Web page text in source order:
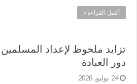
أكمل القراءة »
تزايد ملحوظ لإعداد المسلمين
دور العبادة
24 يوليو, 2026